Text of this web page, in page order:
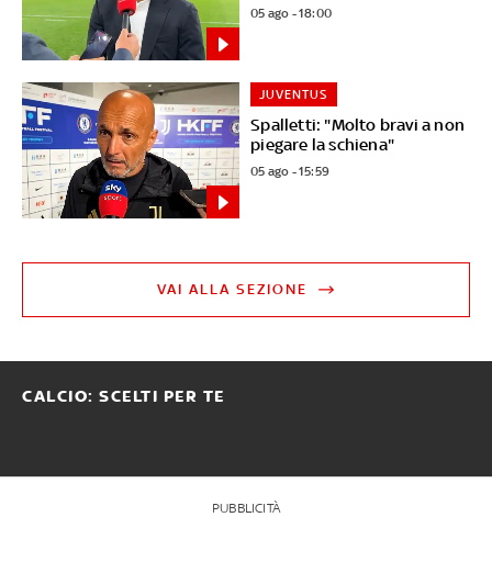
05 ago - 18:00
Spalletti: "Molto bravi a non
piegare la schiena"
JUVENTUS
05 ago - 15:59
VAI ALLA SEZIONE
CALCIO: SCELTI PER TE
PUBBLICITÀ